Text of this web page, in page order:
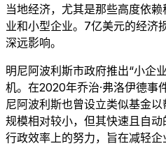
当地经济，尤其是那些高度依
业和小型企业。7亿美元的经济
深远影响。
明尼阿波利斯市政府推出“小企
机。在2020年乔治·弗洛伊德事
尼阿波利斯也曾设立类似基金
规模相对较小，但其快速且自
行政效率上的努力，旨在减轻企